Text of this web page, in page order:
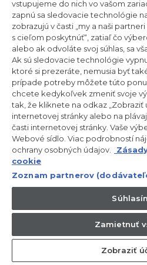
Zostaňte v kontakte!
Odoberajte náš
CANDY HOOVER GROUP S.r.I. –
PRÁVNE SÍDLO SPOLOČNOSTI: Via
(MB) – Taliansko –
Fumagalli snc – 20861 Brugherio
20871 Vimercate (MB) – Taliansko –
splatené – Daňové identifikačné číslo
registri Miláno-Monza-Brianza-Lodi
00786860965 – Identifikačné číslo
koordinuje spoločnosť Candy S.p.A.
SK / Slovensko
vstupujeme do nich vo vašom
zapnú sa sledovacie technológie
zobrazujú v časti „my a naši
s cieľom poskytnúť“, zatiaľ čo
alebo ak odvoláte svoj súhlas, sa
Ak sú sledovacie technológie
ktoré si prezeráte, nemusia byť
prípade potreby môžete túto
chcete kedykoľvek zmeniť svoje
tak, že kliknete na odkaz „Zobraziť
internetovej stránky alebo na
časti internetovej stránky. Vaše
Webové sídlo. Viac podrobností
ochrany osobných údajov.
cookie
Zoznam partnerov
Zamietnuť
Zobraziť